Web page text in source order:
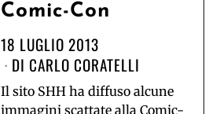
Comic-Con
18 LUGLIO 2013
DI CARLO CORATELLI
Il sito SHH ha diffuso alcune
immagini scattate alla Comic-